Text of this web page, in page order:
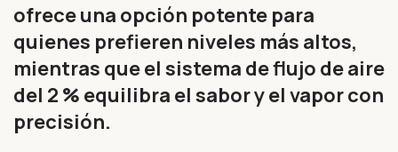
ofrece una opción potente para
quienes prefieren niveles más altos,
mientras que el sistema de flujo de aire
del 2 % equilibra el sabor y el vapor con
precisión.